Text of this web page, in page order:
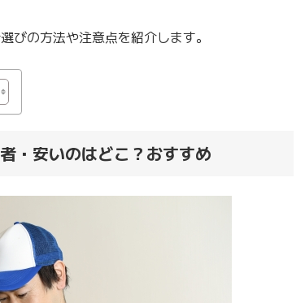
びの方法や注意点を紹介します。
・安いのはどこ？おすすめ